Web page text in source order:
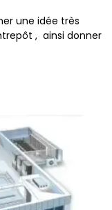
une idée très
, ainsi donner